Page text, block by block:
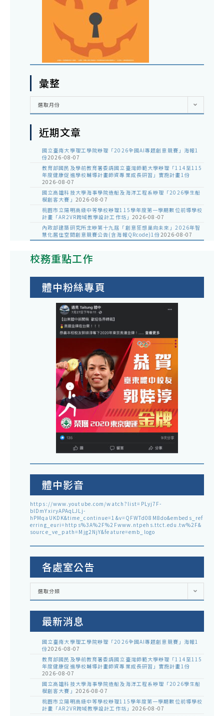
彙整
彙
選取月份
近期文章
國立臺南大學理工學院辦理「2026全國AI專題創意競賽」海報1
份2026-08-07
教育部國民及學前教育署委請國立臺灣師範大學辦理「114至115
年度健康促進學校輔導計畫師資專業成長研習」實施計畫1份
2026-08-07
國立高雄科技大學海事學院造船及海洋工程系辦理「2026學生船
模創客大賽」 2026-08-07
桃園市立陽明高級中等學校辦理115學年度第一學期數位前導學校
計畫「AR2VR跨域教學設計工作坊」 2026-08-07
內政部建築研究所主辦第十九屆「創意狂想巢向未來」2026年智
慧化居住空間創意競賽公告(含海報QRcode)1份2026-08-07
校務重點工作
體中粉絲專頁
體中影音
https://www.youtube.com/watch?list=PLyj7F-
blDmYxiryAPAqLJLj-
hPMqaUKDK&time_continue=1&v=QFWTd08M8do&embeds_ref
erring_euri=https%3A%2F%2Fwww.ntpehs.ttct.edu.tw%2F&
source_ve_path=Mjg2NjY&feature=emb_logo
各處室公告
各
室
選取分類
最新消息
國立臺南大學理工學院辦理「2026全國AI專題創意競賽」海報1
份2026-08-07
教育部國民及學前教育署委請國立臺灣師範大學辦理「114至115
年度健康促進學校輔導計畫師資專業成長研習」實施計畫1份
2026-08-07
國立高雄科技大學海事學院造船及海洋工程系辦理「2026學生船
模創客大賽」 2026-08-07
桃園市立陽明高級中等學校辦理115學年度第一學期數位前導學校
計畫「AR2VR跨域教學設計工作坊」 2026-08-07